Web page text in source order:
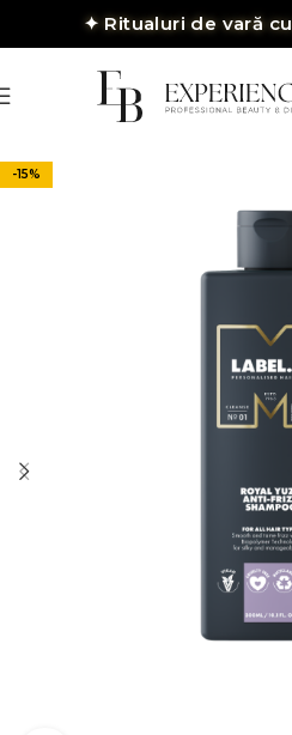
✦ Ritualuri de vară cu
-15%